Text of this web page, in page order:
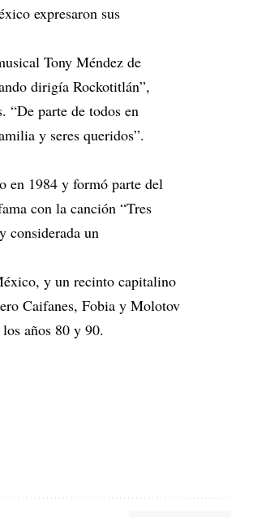
expresaron sus
Tony Méndez de
dirigía Rockotitlán”,
. “De parte de todos en
y seres queridos”.
en 1984 y formó parte del
con la canción “Tres
y considerada un
y un recinto capitalino
Caifanes, Fobia y Molotov
los años 80 y 90.